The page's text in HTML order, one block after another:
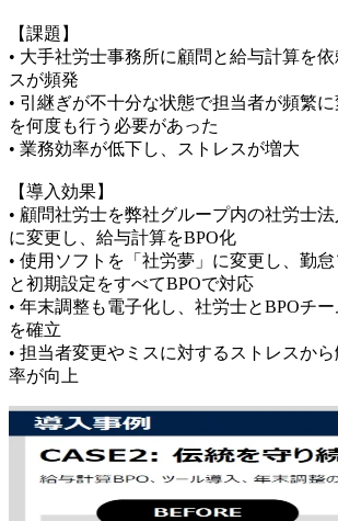
【課題】
• 大手社労士事務所に顧問と給与計算を
スが頻発
• 引継ぎが不十分な状態で担当者が頻繁
を何度も行う必要があった
• 業務効率が低下し、ストレスが増大
【導入効果】
• 顧問社労士を弊社グループ内の社労士法
に変更し、給与計算をBPO化
• 使用ソフトを「社労夢」に変更し、勤
と初期設定をすべてBPOで対応
• 年末調整も電子化し、社労士とBPOチ
を確立
• 担当者変更やミスに対するストレスか
率が向上